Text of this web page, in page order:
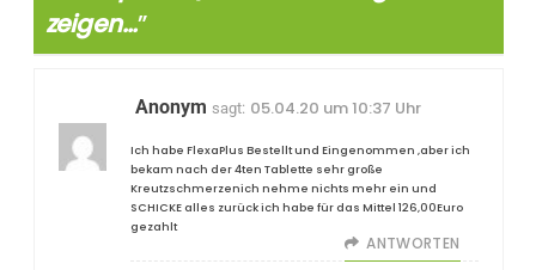
zeigen…”
Anonym sagt: 05.04.20 um 10:37 Uhr
Ich habe FlexaPlus Bestellt und Eingenommen ,aber ich
bekam nach der 4ten Tablette sehr große
Kreutzschmerzenich nehme nichts mehr ein und
SCHICKE alles zurück ich habe für das Mittel 126,00Euro
gezahlt
ANTWORTEN